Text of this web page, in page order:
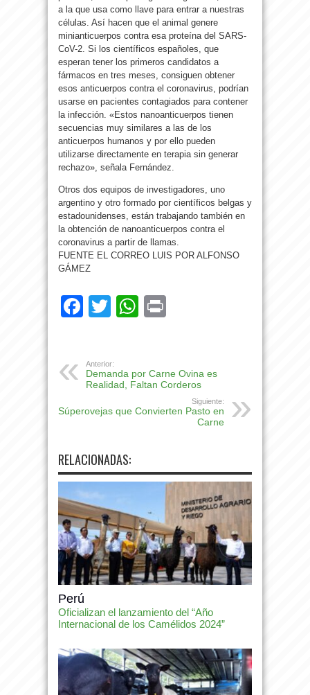
a la que usa como llave para entrar a nuestras
células. Así hacen que el animal genere
minianticuerpos contra esa proteína del SARS-
CoV-2. Si los científicos españoles, que
esperan tener los primeros candidatos a
fármacos en tres meses, consiguen obtener
esos anticuerpos contra el coronavirus, podrían
usarse en pacientes contagiados para contener
la infección. «Estos nanoanticuerpos tienen
secuencias muy similares a las de los
anticuerpos humanos y por ello pueden
utilizarse directamente en terapia sin generar
rechazo», señala Fernández.
Otros dos equipos de investigadores, uno
argentino y otro formado por científicos belgas y
estadounidenses, están trabajando también en
la obtención de nanoanticuerpos contra el
coronavirus a partir de llamas.
FUENTE EL CORREO LUIS POR ALFONSO
GÁMEZ
Facebook
TwitterWhatsApp
Anterior:
Demanda por Carne Ovina es
Realidad, Faltan Corderos
Siguiente:
Súperovejas que Convierten Pasto en
Carne
RELACIONADAS:
Perú
Oficializan el lanzamiento del “Año
Internacional de los Camélidos 2024”